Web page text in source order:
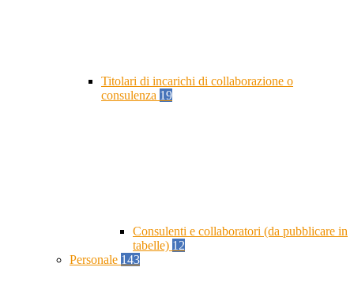
Titolari di incarichi di collaborazione o
consulenza 19
Consulenti e collaboratori (da pubblicare in
tabelle) 12
Personale 143